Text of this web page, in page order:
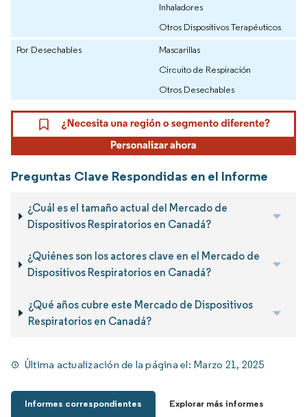
Inhaladores
Otros Dispositivos Terapéuticos
Por Desechables
Mascarillas
Circuito de Respiración
Otros Desechables
Preguntas Clave Respondidas en el Informe
¿Cuál es el tamaño actual del Mercado de
Dispositivos Respiratorios en Canadá?
¿Quiénes son los actores clave en el Mercado de
Dispositivos Respiratorios en Canadá?
¿Qué años cubre este Mercado de Dispositivos
Respiratorios en Canadá?
Última actualización de la página el: Marzo 21, 2025
Informes correspondientes Explorar más informes